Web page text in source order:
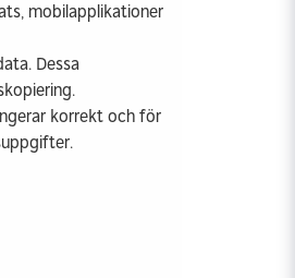
mobilapplikationer
Dessa
korrekt och för